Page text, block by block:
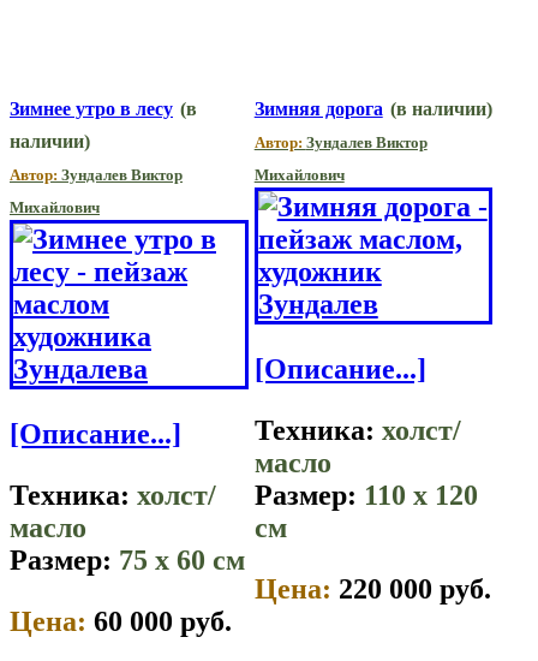
Зимнее утро в лесу (в
наличии)
Автор: Зундалев Виктор
Михайлович
[Описание...]
Техника: холст/
масло
Размер: 75 x 60 см
Цена: 60 000 руб.
Зимняя дорога (в наличии)
Автор: Зундалев Виктор
Михайлович
[Описание...]
Техника: холст/
масло
Размер: 110 x 120
см
Цена: 220 000 руб.